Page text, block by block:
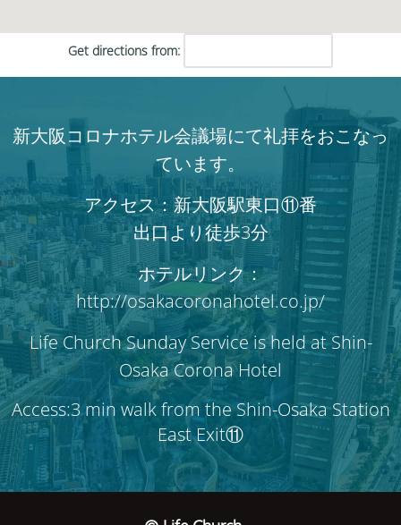
Get directions from:
新大阪コロナホテル会議場にて礼拝をおこなっ
ています。
アクセス：新大阪駅東口⑪番
出口より徒歩3分
ホテルリンク：
http://osakacoronahotel.co.jp/
Life Church Sunday Service is held at Shin-
Osaka Corona Hotel
Access:3 min walk from the Shin-Osaka Station
East Exit⑪